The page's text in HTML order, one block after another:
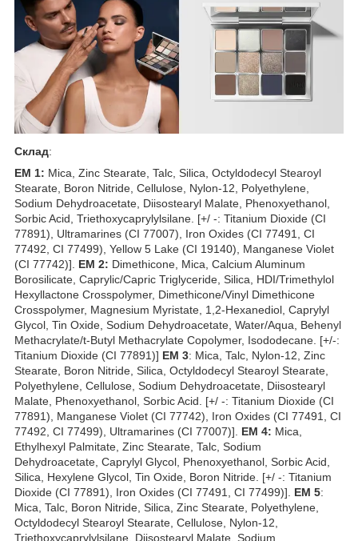
Склад:
EM 1: Mica, Zinc Stearate, Talc, Silica, Octyldodecyl Stearoyl
Stearate, Boron Nitride, Cellulose, Nylon-12, Polyethylene,
Sodium Dehydroacetate, Diisostearyl Malate, Phenoxyethanol,
Sorbic Acid, Triethoxycaprylylsilane. [+/ -: Titanium Dioxide (CI
77891), Ultramarines (CI 77007), Iron Oxides (CI 77491, CI
77492, CI 77499), Yellow 5 Lake (CI 19140), Manganese Violet
(CI 77742)]. EM 2: Dimethicone, Mica, Calcium Aluminum
Borosilicate, Caprylic/Capric Triglyceride, Silica, HDI/Trimethylol
Hexyllactone Crosspolymer, Dimethicone/Vinyl Dimethicone
Crosspolymer, Magnesium Myristate, 1,2-Hexanediol, Caprylyl
Glycol, Tin Oxide, Sodium Dehydroacetate, Water/Aqua, Behenyl
Methacrylate/t-Butyl Methacrylate Copolymer, Isododecane. [+/-:
Titanium Dioxide (CI 77891)] EM 3: Mica, Talc, Nylon-12, Zinc
Stearate, Boron Nitride, Silica, Octyldodecyl Stearoyl Stearate,
Polyethylene, Cellulose, Sodium Dehydroacetate, Diisostearyl
Malate, Phenoxyethanol, Sorbic Acid. [+/ -: Titanium Dioxide (CI
77891), Manganese Violet (CI 77742), Iron Oxides (CI 77491, CI
77492, CI 77499), Ultramarines (CI 77007)]. EM 4: Mica,
Ethylhexyl Palmitate, Zinc Stearate, Talc, Sodium
Dehydroacetate, Caprylyl Glycol, Phenoxyethanol, Sorbic Acid,
Silica, Hexylene Glycol, Tin Oxide, Boron Nitride. [+/ -: Titanium
Dioxide (CI 77891), Iron Oxides (CI 77491, CI 77499)]. EM 5:
Mica, Talc, Boron Nitride, Silica, Zinc Stearate, Polyethylene,
Octyldodecyl Stearoyl Stearate, Cellulose, Nylon-12,
Triethoxycaprylylsilane, Diisostearyl Malate, Sodium